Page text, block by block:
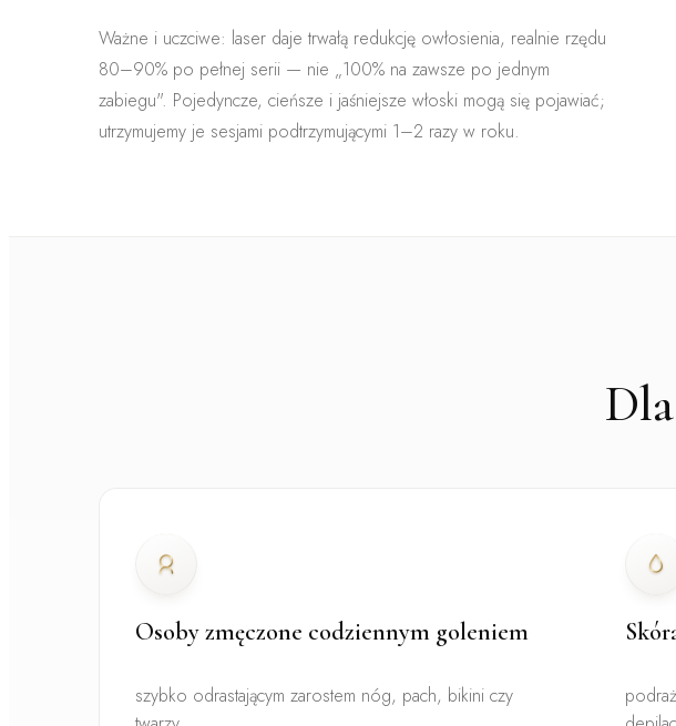
Ważne i uczciwe: laser daje trwałą redukcję owłosienia, realnie rzędu
80–90%po pełnej serii — nie „100% na zawsze po jednym
zabiegu". Pojedyncze, cieńsze i jaśniejsze włoski mogą się pojawiać;
utrzymujemy je sesjami podtrzymującymi 1–2 razy w roku.
Osoby zmęczone codziennym goleniem
szybko odrastającym zarostem nóg, pach, bikini czy